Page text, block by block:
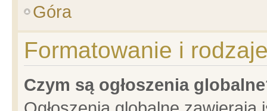
Góra
Formatowanie i
Czym są ogłoszenia